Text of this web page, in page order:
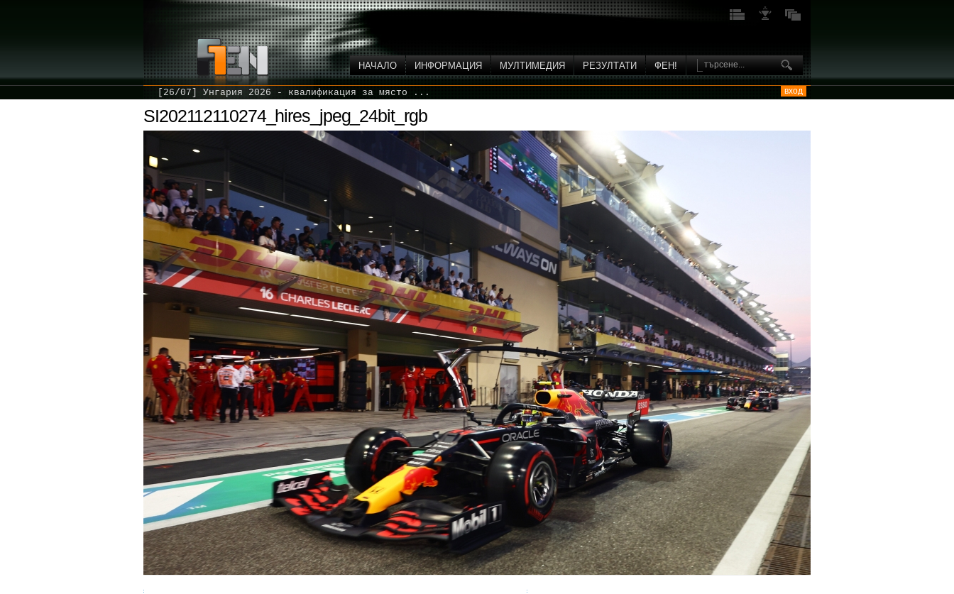
НАЧАЛО ИНФОРМАЦИЯ МУЛТИМЕДИЯ РЕЗУЛТАТИ ФЕН!
[26/07] Унгария 2026 - квалификация за място ... вход
SI202112110274_hires_jpeg_24bit_rgb